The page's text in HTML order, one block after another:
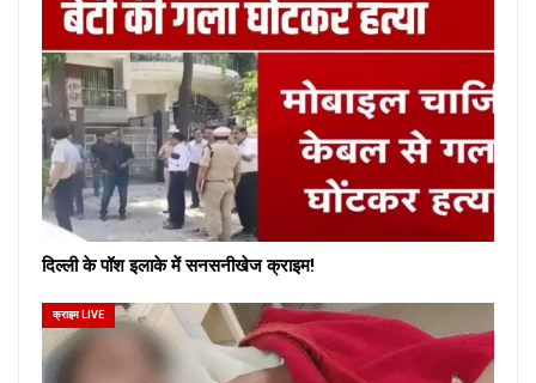
दिल्ली के पॉश इलाके में सनसनीखेज क्राइम!
क्राइम LIVE